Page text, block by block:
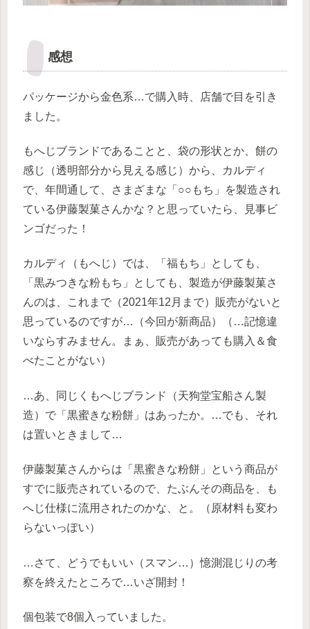
感想
パッケージから金色系…で購入時、店舗で目を引き
ました。
もへじブランドであることと、袋の形状とか、餅の
感じ（透明部分から見える感じ）から、カルディ
で、年間通して、さまざまな「○○もち」を製造され
ている伊藤製菓さんかな？と思っていたら、見事ビ
ンゴだった！
カルディ（もへじ）では、「福もち」としても、
「黒みつきな粉もち」としても、製造が伊藤製菓さ
んのは、これまで（2021年12月まで）販売がないと
思っているのですが…（今回が新商品）（…記憶違
いならすみません。まぁ、販売があっても購入＆食
べたことがない）
…あ、同じくもへじブランド（天狗堂宝船さん製
造）で「黒蜜きな粉餅」はあったか。…でも、それ
は置いときまして…
伊藤製菓さんからは「黒蜜きな粉餅」という商品が
すでに販売されているので、たぶんその商品を、も
へじ仕様に流用されたのかな、と。（原材料も変わ
らないっぽい）
…さて、どうでもいい（スマン…）憶測混じりの考
察を終えたところで…いざ開封！
個包装で8個入っていました。